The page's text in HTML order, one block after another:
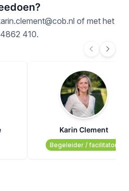
of met het
410.
Karin Clement
Begeleider / facilitator